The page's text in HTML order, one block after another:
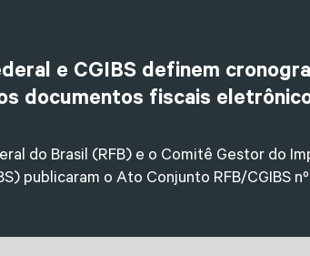
e CGIBS definem
documentos fiscais
do Brasil (RFB) e o Comitê Gestor do
publicaram o Ato Conjunto RFB/CGIBS